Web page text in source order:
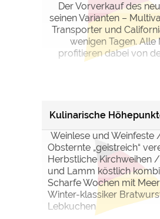
Der Vorverkauf des
seinen Varianten –
Transporter und
wenigen Tagen. Alle
profitieren dabei von
Kulinarische
Weinlese und Weinfeste
Obsternte „geistreich“
Herbstliche Kirchweihen
und Lamm köstlich
Scharfe Wochen mit
Winter-klassiker
Lebkuchen